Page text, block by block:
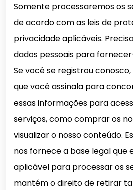
Somente processaremos os
de acordo com as leis de
privacidade aplicáveis.
dados pessoais para
Se você se registrou
que você assinala para
essas informações para
serviços, como comprar os
visualizar o nosso conteúdo.
nos fornece a base legal que
aplicável para processar os
mantém o direito de retirar